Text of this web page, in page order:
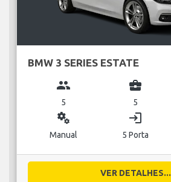
BMW 3 SERIES ESTATE
group
5
business_center
5
miscellaneous_services
Manual
login
5 Porta
VER DETALHES...